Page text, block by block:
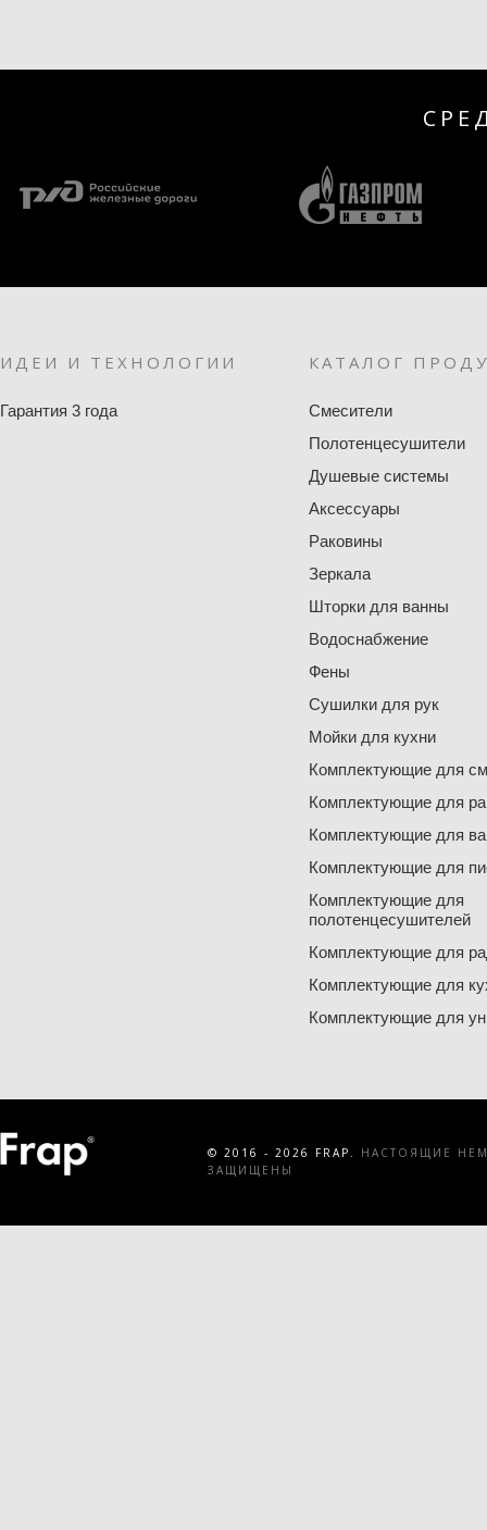
ИДЕИ И ТЕХНОЛОГИИ
Гарантия 3 года
КАТАЛОГ
Смесители
Полотенцесушители
Душевые системы
Аксессуары
Раковины
Зеркала
Шторки для ванны
Водоснабжение
Фены
Сушилки для рук
Мойки для кухни
Комплектующие для
Комплектующие для
Комплектующие для
Комплектующие для
Комплектующие для
полотенцесушителей
Комплектующие для
Комплектующие для
Комплектующие для
© 2016 - 2026 FRAP.
НАСТОЯЩИЕ
ЗАЩИЩЕНЫ